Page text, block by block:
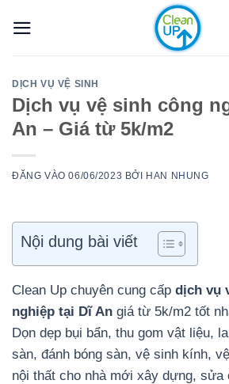
qua
DỊCH VỤ VỆ SINH
Dịch vụ vệ sinh công
An – Giá từ 5k/m2
ĐĂNG VÀO06/06/2023 BỞI HAN NHUNG
Nội dung bài viết
Clean Up chuyên cung cấp dịch vụ
nghiệp tại Dĩ An giá từ 5k/m2 tốt
Dọn dẹp bụi bẩn, thu gom vật liệu,
sàn, đánh bóng sàn, vệ sinh kính,
nội thất cho nhà mới xây dựng, sửa